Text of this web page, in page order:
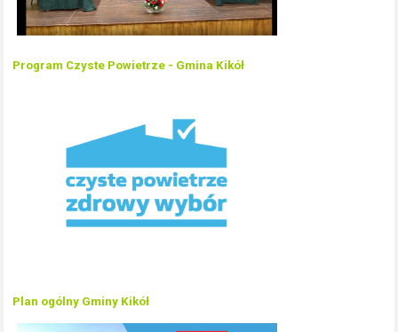
Program Czyste Powietrze - Gmina Kikół
Plan ogólny Gminy Kikół